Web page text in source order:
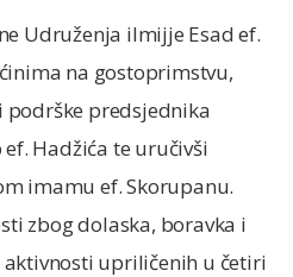
Udruženja ilmijje Esad ef.
na gostoprimstvu,
podrške predsjednika
Hadžića te uručivši
imamu ef. Skorupanu.
zbog dolaska, boravka i
upriličenih u četiri